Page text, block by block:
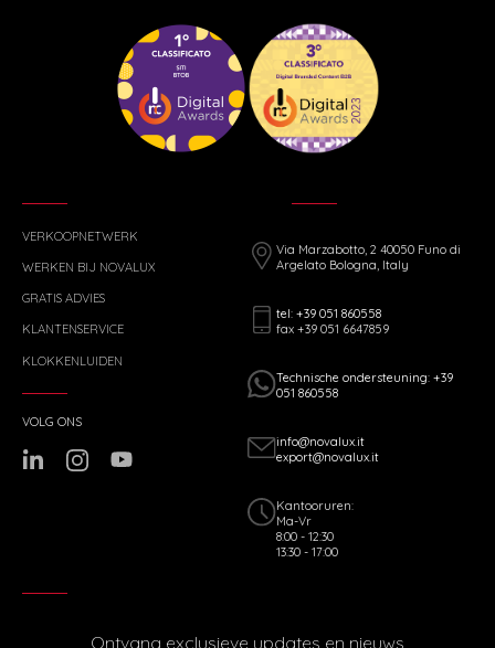
VERKOOPNETWERK
WERKEN BIJ NOVALUX
GRATIS ADVIES
KLANTENSERVICE
KLOKKENLUIDEN
Via Marzabotto, 2 40050 Funo di
Argelato Bologna, Italy
tel: +39 051 860558
fax +39 051 6647859
Technische ondersteuning: +39
051 860558
info@novalux.it
export@novalux.it
Kantooruren:
Ma-Vr
8:00 - 12:30
13:30 - 17:00
VOLG ONS
Ontvang exclusieve updates en nieuws